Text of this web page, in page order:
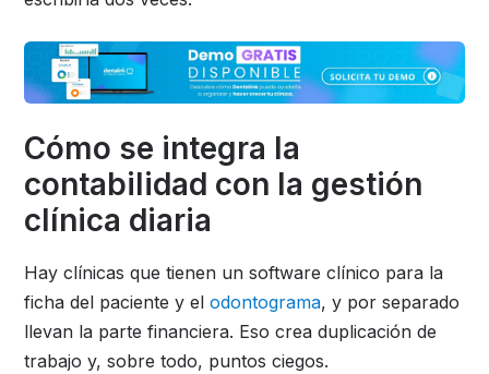
Cómo se integra la
contabilidad con la gestión
clínica diaria
Hay clínicas que tienen un software clínico para la
ficha del paciente y elodontograma, y por separado
llevan la parte financiera. Eso crea duplicación de
trabajo y, sobre todo, puntos ciegos.